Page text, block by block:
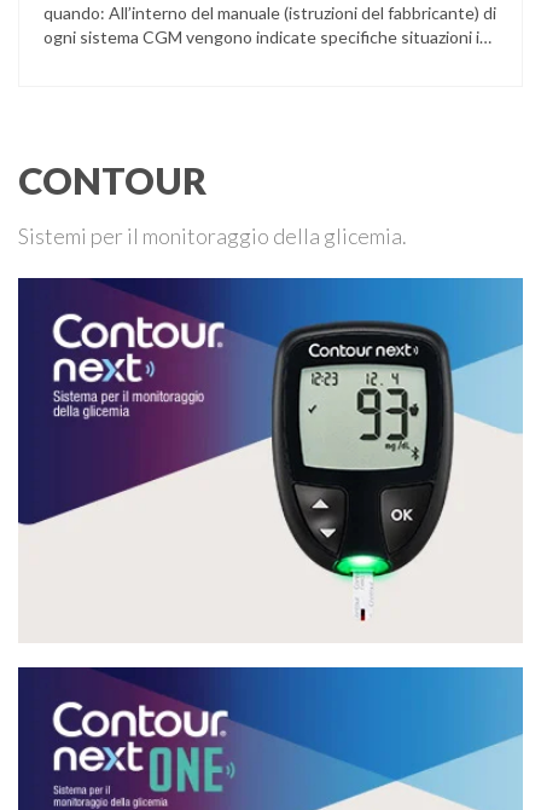
quando: All’interno del manuale (istruzioni del fabbricante) di
ogni sistema CGM vengono indicate specifiche situazioni in
CONTOUR
Sistemi per il monitoraggio della glicemia.